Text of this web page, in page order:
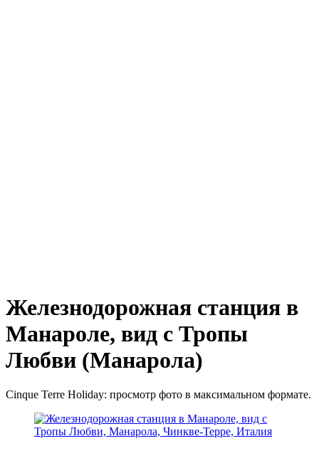
Железнодорожная станция в
Манароле, вид с Тропы
Любви (Манарола)
Cinque Terre Holiday: просмотр фото в максимальном формате.